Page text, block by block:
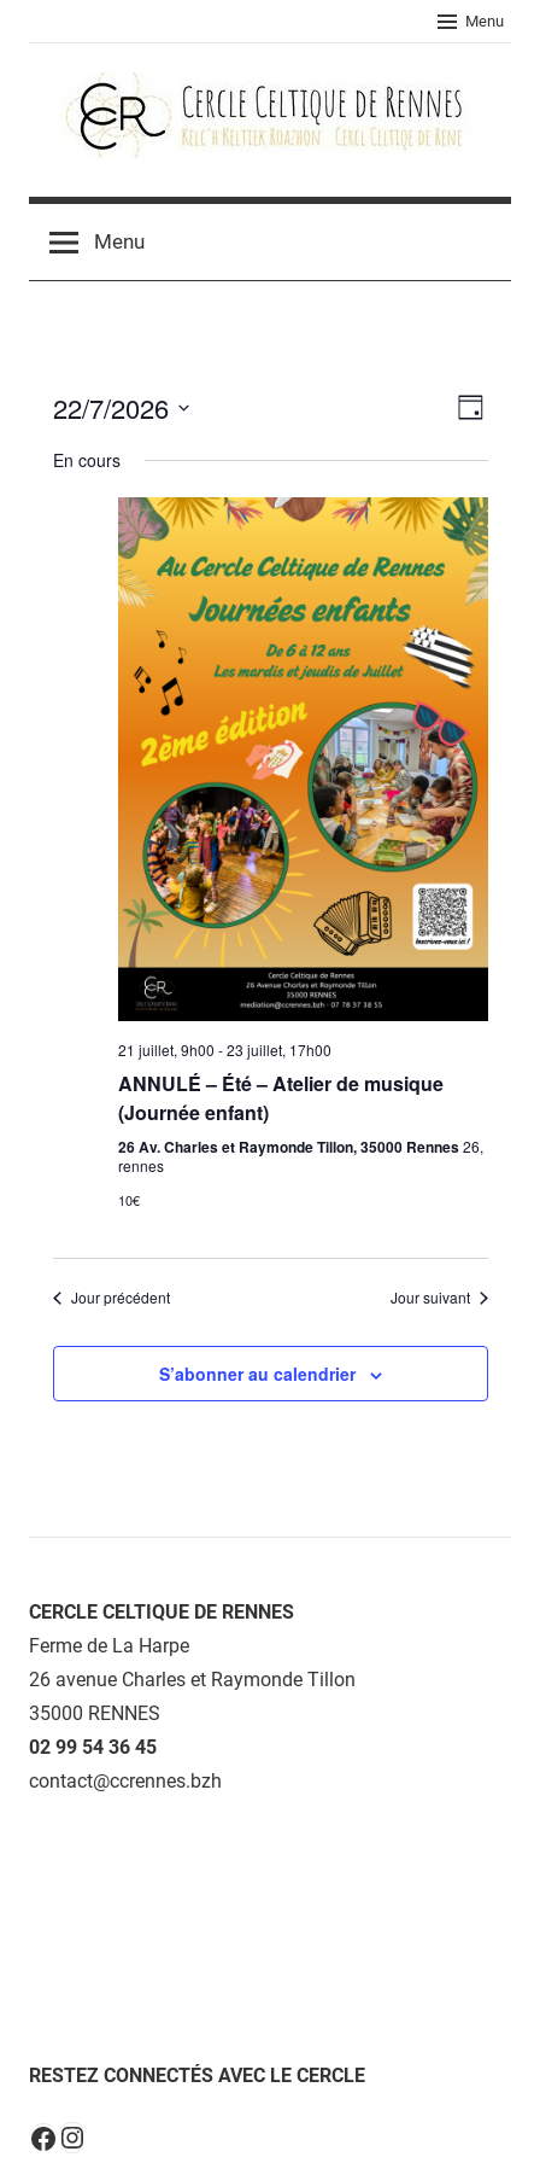
Menu
Cercle
celtique
Menu
par
Jour
22/7/2026
En cours
21 juillet, 9h00 -23 juillet, 17h00
ANNULÉ – Été – Atelier de musique
(Journée enfant)
26 Av. Charles et Raymonde Tillon, 35000 Rennes26,
rennes
10€
Jour précédent Jour suivant
S’abonner au calendrier
CERCLE CELTIQUE DE RENNES
Ferme de La Harpe
26 avenue Charles et Raymonde Tillon
35000 RENNES
02 99 54 36 45
contact@ccrennes.bzh
RESTEZ CONNECTÉS AVEC LE CERCLE
Facebook
Instagram